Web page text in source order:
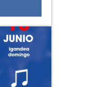
jardunaldia Otazu